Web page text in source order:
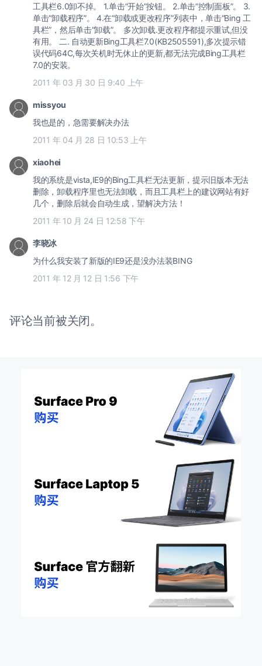
工具栏6.0卸不掉。 1.单击“开始”按钮。 2.单击“控制面板”。 3.
单击“卸载程序”。 4.在“卸载或更改程序”列表中，单击“Bing 工
具栏”，然后单击“卸载”。 多次卸载.更改程序都提示重试,但没
有用。 二. 自动更新Bing工具栏7.0(KB2505591),多次提示错
误代码64C,每次关机时无休止的更新,都无法完成Bing工具栏
7.0的安装。
2011 年 03 月 30 日 9:40 上午
missyou
我也是的，急需要解决办法
2011 年 04 月 28 日 10:53 上午
xiaohei
我的系统是vista,IE9的Bing工具栏无法更新，提示旧版本无法
删除，卸载程序里也无法卸载，而且工具栏上的建议网站有好
几个，删除后就会自动生成，望解决方法！
2011 年 10 月 24 日 12:58 下午
李晓冰
为什么我安装了新版的IE9还是没办法装BING
2011 年 12 月 12 日 1:56 下午
评论当前被关闭。